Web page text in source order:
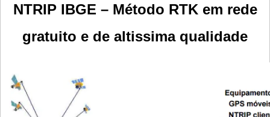
NTRIP IBGE – Método RTK em rede
gratuito e de altissima qualidade